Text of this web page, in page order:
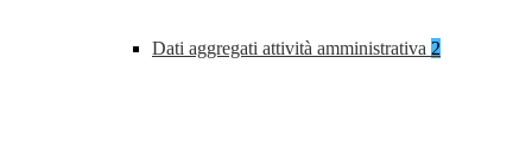
Dati aggregati attività amministrativa 2